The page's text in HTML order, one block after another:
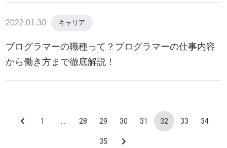
2022.01.30 キャリア
プログラマーの職種って？プログラマーの仕事内容
から働き方まで徹底解説！
1 28 29 30 31 32 33 34
35